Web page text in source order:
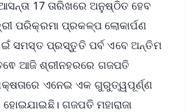
17 ତାରିଖରେ ଅନୁଷ୍ଠିତ ହେବ
ପରିକ୍ରମା ପ୍ରକଳ୍ପ ଲୋକାର୍ପଣ
ସମସ୍ତ ପ୍ରସ୍ତୁତି ପର୍ବ ଏବେ ଅନ୍ତିମ
ଆଜି ଶ୍ରୀନହରରେ ଗଜପତି
ଏନେଇ ଏକ ଗୁରୁତ୍ୱପୂର୍ଣ୍ଣ
ଗଜପତି ମହାରାଜା